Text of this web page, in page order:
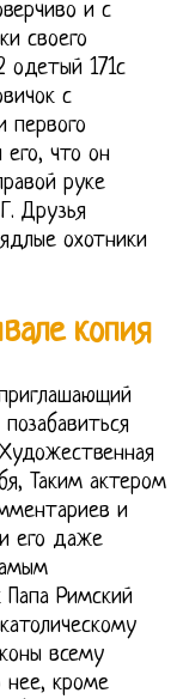
и с
своего
одетый 171с
с
первого
его, что он
руке
Друзья
охотники
копия
Таким актером
и
его даже
Римский
всему
нее, кроме